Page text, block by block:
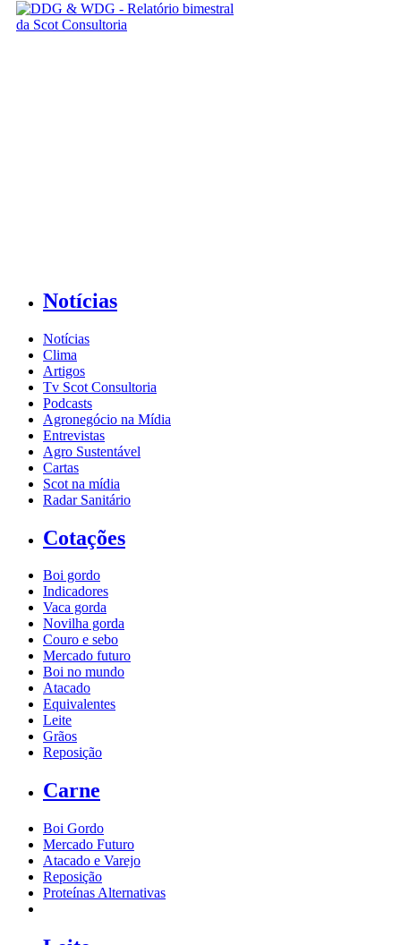
Notícias
Notícias
Clima
Artigos
Tv Scot Consultoria
Podcasts
Agronegócio na Mídia
Entrevistas
Agro Sustentável
Cartas
Scot na mídia
Radar Sanitário
Cotações
Boi gordo
Indicadores
Vaca gorda
Novilha gorda
Couro e sebo
Mercado futuro
Boi no mundo
Atacado
Equivalentes
Leite
Grãos
Reposição
Carne
Boi Gordo
Mercado Futuro
Atacado e Varejo
Reposição
Proteínas Alternativas